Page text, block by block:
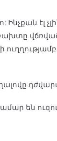
էլ
են